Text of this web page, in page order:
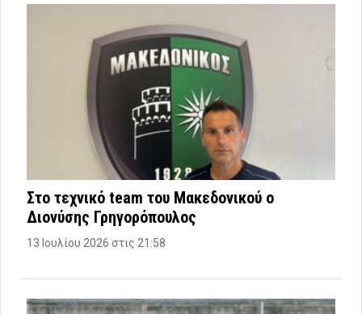
Στο τεχνικό team του Μακεδονικού ο
Διονύσης Γρηγορόπουλος
13 Ιουλίου 2026 στις 21:58